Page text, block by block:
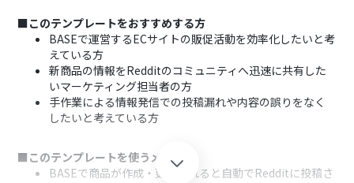
■このテンプレートをおすすめする方
BASEで運営するECサイトの販促活動を効率化したいと考
えている方
新商品の情報をRedditのコミュニティへ迅速に共有した
いマーケティング担当者の方
手作業による情報発信での投稿漏れや内容の誤りをなく
したいと考えている方
■このテンプレートを使うメリット
BASEで商品が作成・更新されると自動でRedditに投稿さ